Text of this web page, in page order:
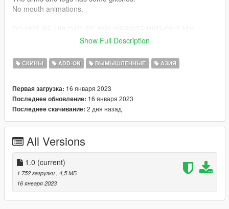
No mouth animations.
Have fun~😊
Show Full Description
СКИНЫ ADD-ON ВЫМЫШЛЕННЫЕ АЗИЯ
Первая загрузка: 16 января 2023
Последнее обновление: 16 января 2023
Последнее скачивание: 2 дня назад
All Versions
1.0 (current)
1 752 загрузки , 4,5 МБ
16 января 2023